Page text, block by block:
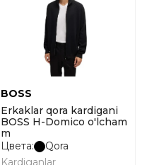
BOSS
Erkaklar qora kardigani
BOSS H-Domico o'lcham
m
Цвета:
Qora
Kardiganlar